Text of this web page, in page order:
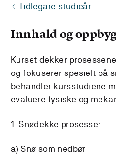
Tidlegare studieår
Innhald og
Kurset dekker
og fokuserer spesielt på
behandler kursstudiene
evaluere fysiske og
1. Snødekke prosesser
a) Snø som nedbør